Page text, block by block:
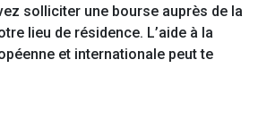
solliciter une bourse auprès de la
lieu de résidence. L’aide à la
et internationale peut te